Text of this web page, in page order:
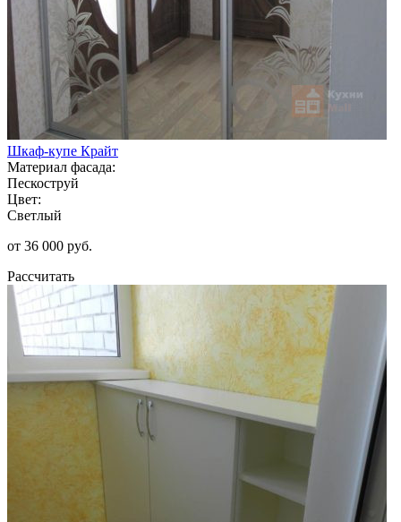
Шкаф-купе Крайт
Материал фасада:
Пескоструй
Цвет:
Светлый
от 36 000 руб.
Рассчитать